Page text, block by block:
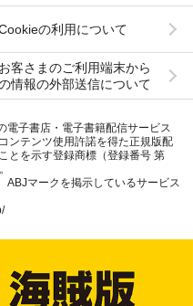
の利用について
お客さまのご利用端末から
情報の外部送信について
電子書店・電子書籍配信サービス
ンテンツ使用許諾を得た正規版配
とを示す登録商標（登録番号 第
ABJマークを掲示しているサービス